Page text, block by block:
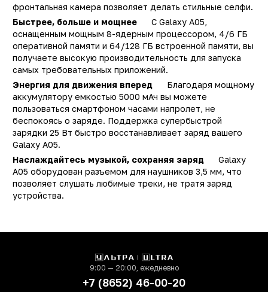
фронтальная камера позволяет делать стильные селфи.
Быстрее, больше и мощнее С Galaxy A05,
оснащенным мощным 8-ядерным процессором, 4/6 ГБ
оперативной памяти и 64/128 ГБ встроенной памяти, вы
получаете высокую производительность для запуска
самых требовательных приложений.
Энергия для движения вперед Благодаря мощному
аккумулятору емкостью 5000 мАч вы можете
пользоваться смартфоном часами напролет, не
беспокоясь о заряде. Поддержка супербыстрой
зарядки 25 Вт быстро восстанавливает заряд вашего
Galaxy A05.
Наслаждайтесь музыкой, сохраняя заряд Galaxy
A05 оборудован разъемом для наушников 3,5 мм, что
позволяет слушать любимые треки, не тратя заряд
устройства.
данные
цвета
16197,
память
16185, 16399,
система
LTE (4G)
сеть
SIM-карт
память
6
9:00 — 20:00, ежедневно
+7 (8652) 46-00-20